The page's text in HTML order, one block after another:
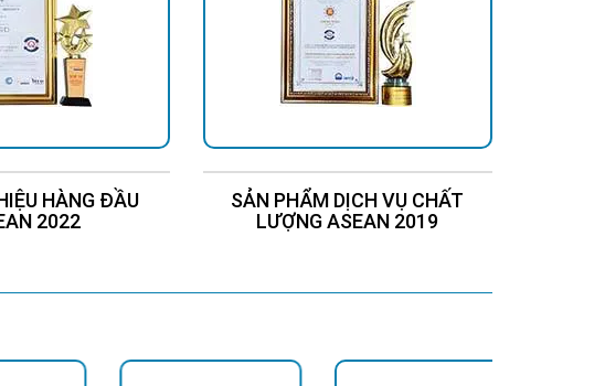
HÀNG ĐẦU
2022
SẢN PHẨM DỊCH VỤ CHẤT
LƯỢNG ASEAN 2019